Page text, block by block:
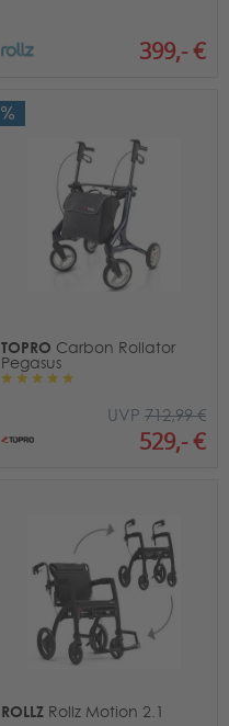
399,- €
TOPRO Carbon Rollator
Pegasus
529,- €
UVP 712,99 €
ROLLZ Rollz Motion 2.1